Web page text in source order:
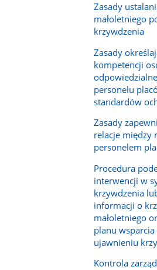
Zasady
małoletniego
krzywdzenia
Zasady
kompetencji
personelu
standardów
Zasady
relacje między
personelem
Procedura
interwencji w
krzywdzenia
informacji o
małoletniego
planu
ujawnieniu
Kontrola